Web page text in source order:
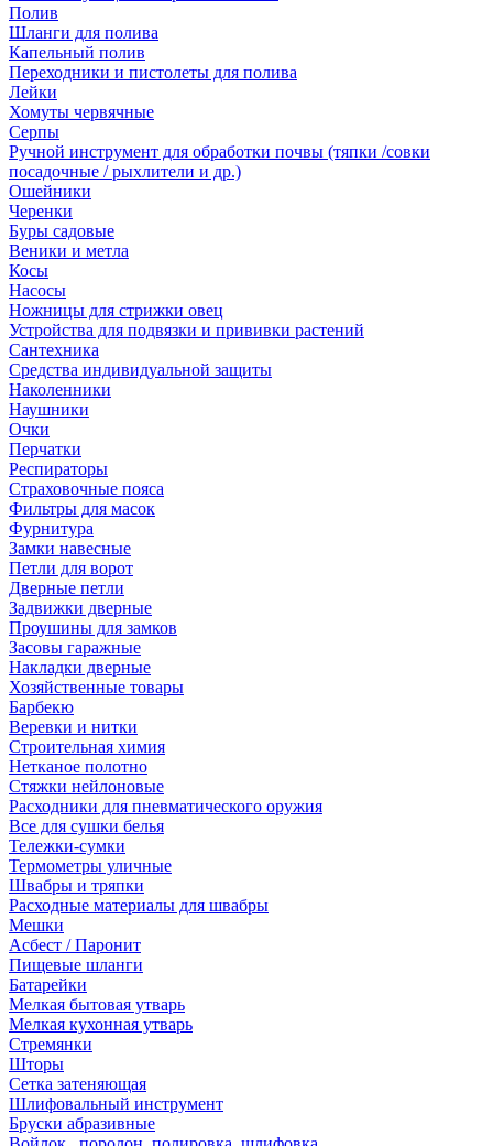
Полив
Шланги для полива
Капельный полив
Переходники и пистолеты для полива
Лейки
Хомуты червячные
Серпы
Ручной инструмент для обработки почвы (тяпки /совки
посадочные / рыхлители и др.)
Ошейники
Черенки
Буры садовые
Веники и метла
Косы
Насосы
Ножницы для стрижки овец
Устройства для подвязки и прививки растений
Сантехника
Средства индивидуальной защиты
Наколенники
Наушники
Очки
Перчатки
Респираторы
Страховочные пояса
Фильтры для масок
Фурнитура
Замки навесные
Петли для ворот
Дверные петли
Задвижки дверные
Проушины для замков
Засовы гаражные
Накладки дверные
Хозяйственные товары
Барбекю
Веревки и нитки
Строительная химия
Нетканое полотно
Стяжки нейлоновые
Расходники для пневматического оружия
Все для сушки белья
Тележки-сумки
Термометры уличные
Швабры и тряпки
Расходные материалы для швабры
Мешки
Асбест / Паронит
Пищевые шланги
Батарейки
Мелкая бытовая утварь
Мелкая кухонная утварь
Стремянки
Шторы
Сетка затеняющая
Шлифовальный инструмент
Бруски абразивные